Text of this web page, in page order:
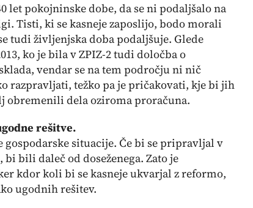
let pokojninske dobe, da se ni podaljšalo na
Tisti, ki se kasneje zaposlijo, bodo morali
tudi življenjska doba podaljšuje. Glede
ko je bila v ZPIZ-2 tudi določba o
vendar se na tem področju ni nič
razpravljati, težko pa je pričakovati, kje bi jih
obremenili dela oziroma proračuna.
rešitve.
gospodarske situacije. Če bi se pripravljal v
bili daleč od doseženega. Zato je
kdor koli bi se kasneje ukvarjal z reformo,
ugodnih rešitev.